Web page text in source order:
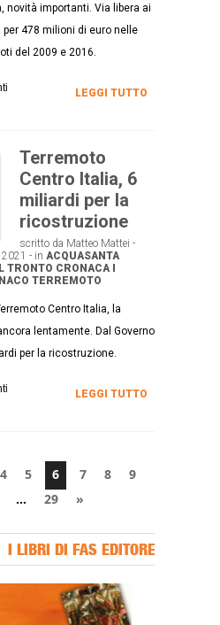
novità importanti. Via libera ai
per 478 milioni di euro nelle
del 2009 e 2016.
LEGGI TUTTO
Terremoto
Centro Italia, 6
miliardi per la
ricostruzione
scritto da Matteo Mattei -
- in ACQUASANTA
TRONTO CRONACA
TERREMOTO
Centro Italia, la
lentamente. Dal Governo
per la ricostruzione.
LEGGI TUTTO
4 5 6 7 8
9
… 29 »
I LIBRI DI FAS EDITORE